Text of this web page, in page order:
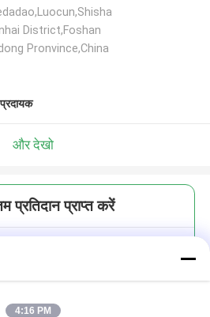
District,Foshan
Pronvince,China
और देखो
प्रतिदान प्राप्त करें
4:16 PM